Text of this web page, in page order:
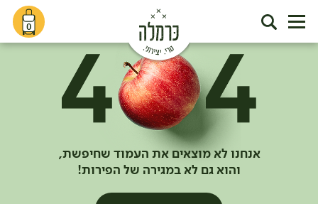
0
אנחנו לא מוצאים את העמוד שחיפשת,
והוא גם לא במגירה של הפירות!